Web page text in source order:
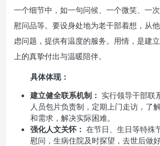
一个细节中，如一句问候、一个微笑、一
慰问品等。要设身处地为老干部着想，从
虑问题，提供有温度的服务。用情，是建
上的真挚付出与温暖陪伴。
具体体现：
建立健全联系机制： 实行领导干部联
人员包片负责制，定期上门走访，了
和需求，解决实际困难。
强化人文关怀： 在节日、生日等特殊
慰问，生病住院及时探望，去世后做